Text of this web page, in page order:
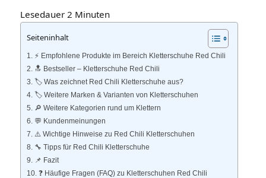
Lesedauer 2 Minuten
Seiteninhalt
⚡️ Empfohlene Produkte im Bereich Kletterschuhe Red Chili
🔝 Bestseller – Kletterschuhe Red Chili
🏷️ Was zeichnet Red Chili Kletterschuhe aus?
🏷️ Weitere Marken & Varianten von Kletterschuhen
🔎 Weitere Kategorien rund um Klettern
💬 Kundenmeinungen
⚠️ Wichtige Hinweise zu Red Chili Kletterschuhen
🔧 Tipps für Red Chili Kletterschuhe
📌 Fazit
❓ Häufige Fragen (FAQ) zu Kletterschuhen Red Chili